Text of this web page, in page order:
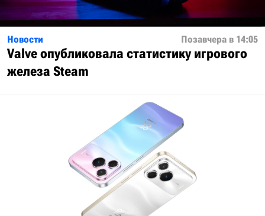
Новости Позавчера в 14:05
Valve опубликовала статистику игрового
железа Steam